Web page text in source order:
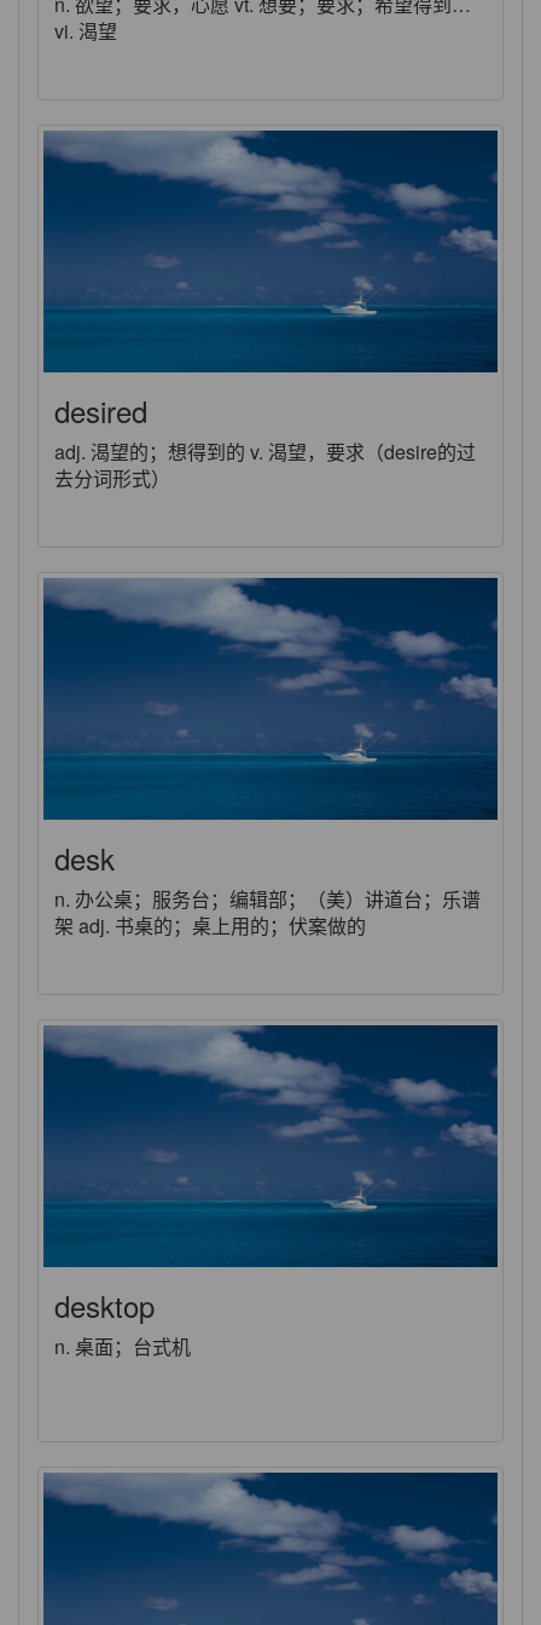
vi. 渴望
desired
adj. 渴望的；想得到的 v. 渴望，要求（desire的过
去分词形式）
desk
n. 办公桌；服务台；编辑部；（美）讲道台；乐谱
架 adj. 书桌的；桌上用的；伏案做的
desktop
n. 桌面；台式机